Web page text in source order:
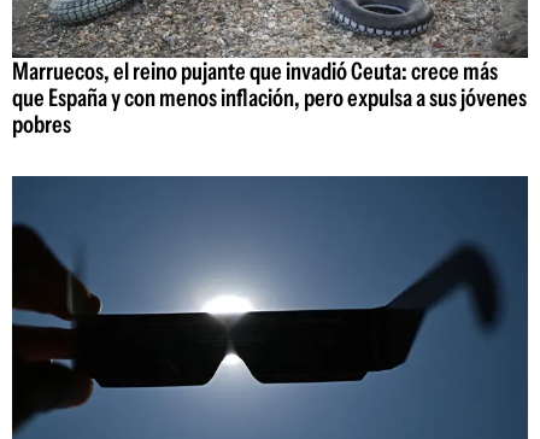
Marruecos, el reino pujante que invadió Ceuta: crece más
que España y con menos inflación, pero expulsa a sus jóvenes
pobres